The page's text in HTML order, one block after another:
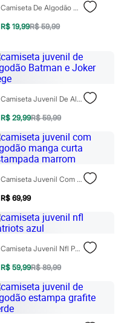
Camiseta De Algodão Manga Curta Stitch Off White
R$ 19,99R$ 59,99
Camiseta Juvenil De Algodão Batman E Joker Bege
R$ 29,99R$ 59,99
Camiseta Juvenil Com Algodão Manga Curta Estampada Marrom
R$ 69,99
Camiseta Juvenil Nfl Patriots Azul
R$ 59,99R$ 89,99